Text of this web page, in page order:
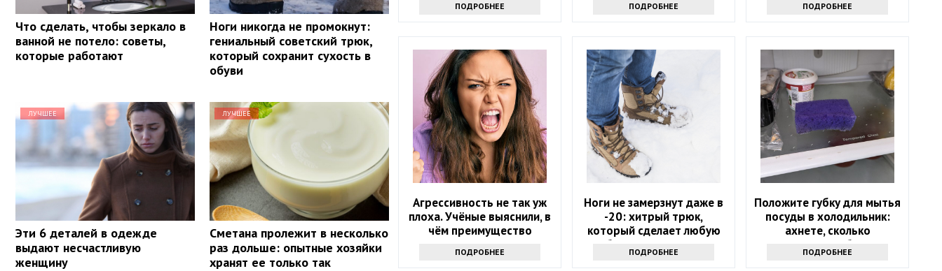
Что сделать, чтобы зеркало в
ванной не потело: советы,
которые работают
Ноги никогда не промокнут:
гениальный советский трюк,
который сохранит сухость в
обуви
ЛУЧШЕЕ
Эти 6 деталей в одежде
выдают несчастливую
женщину
ЛУЧШЕЕ
Сметана пролежит в несколько
раз дольше: опытные хозяйки
хранят ее только так
ПОДРОБНЕЕ ПОДРОБНЕЕ ПОДРОБНЕЕ
Агрессивность не так уж
плоха. Учёные выяснили, в
чём преимущество
ПОДРОБНЕЕ
Ноги не замерзнут даже в
-20: хитрый трюк,
который сделает любую
обувь в разы теплее
ПОДРОБНЕЕ
Положите губку для мытья
посуды в холодильник:
ахнете, сколько
надоевших проблем это
решит
ПОДРОБНЕЕ